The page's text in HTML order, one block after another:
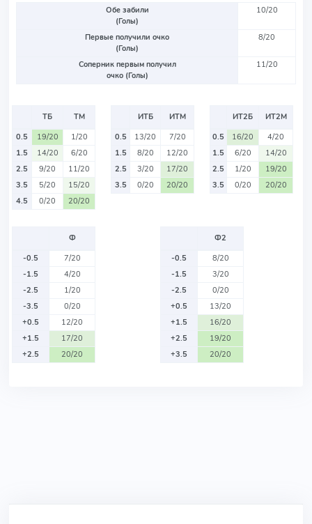
Обе забили
(Голы)
10/20
Первые получили очко
(Голы)
8/20
Соперник первым получил
очко (Голы)
11/20
ТБ
ТМ
0.5
19/20
1/20
1.5
14/20
6/20
2.5
9/20
11/20
3.5
5/20
15/20
4.5
0/20 20/20
ИТБ
ИТМ
0.5
13/20
7/20
1.5
8/20
12/20
2.5
3/20
17/20
3.5
0/20 20/20
ИТ2Б
ИТ2М
0.5
16/20
4/20
1.5
6/20
14/20
2.5
1/20
19/20
3.5
0/20 20/20
Ф
-0.5
7/20
-1.5
4/20
-2.5
1/20
-3.5
0/20
+0.5
12/20
+1.5
17/20
+2.5
20/20
Ф2
-0.5
8/20
-1.5
3/20
-2.5
0/20
+0.5
13/20
+1.5
16/20
+2.5
19/20
+3.5
20/20